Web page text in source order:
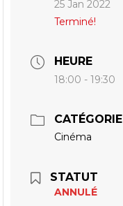
25 Jan 2022
Terminé!
HEURE
18:00 - 19:30
CATÉGORIE
Cinéma
STATUT
ANNULÉ